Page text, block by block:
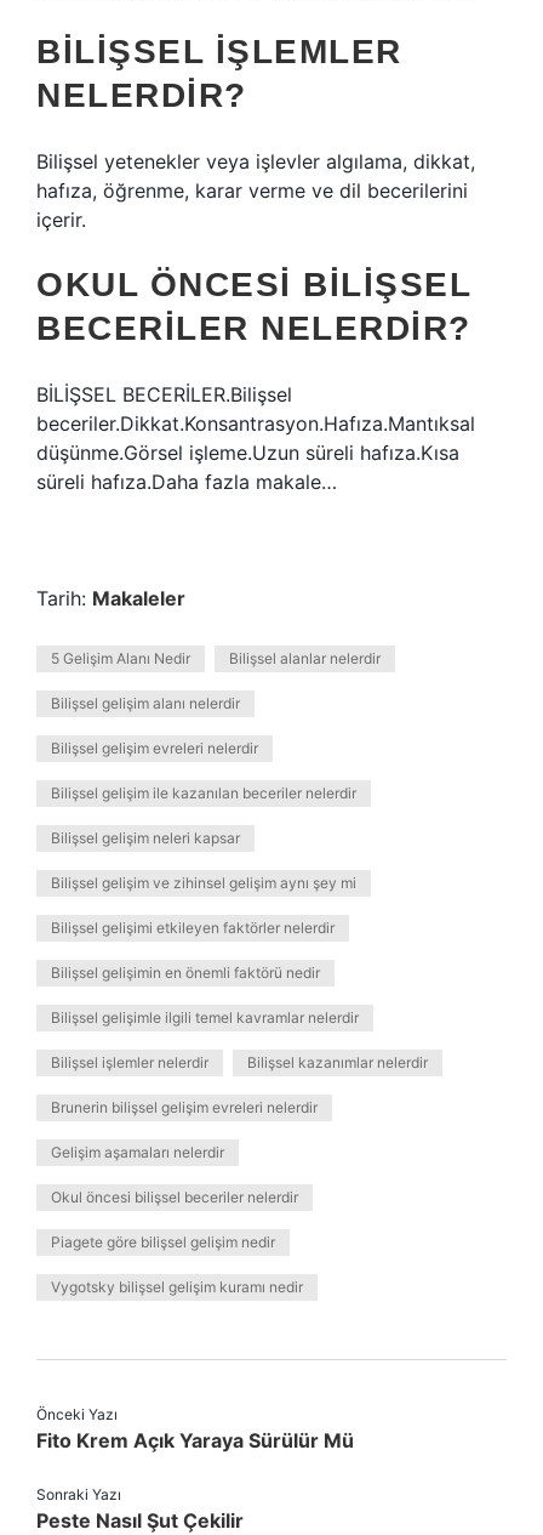
BILIŞSEL IŞLEMLER
NELERDIR?
Bilişsel yetenekler veya işlevler algılama, dikkat,
hafıza, öğrenme, karar verme ve dil becerilerini
içerir.
OKUL ÖNCESI BILIŞSEL
BECERILER NELERDIR?
BİLİŞSEL BECERİLER.Bilişsel
beceriler.Dikkat.Konsantrasyon.Hafıza.Mantıksal
düşünme.Görsel işleme.Uzun süreli hafıza.Kısa
süreli hafıza.Daha fazla makale…
Tarih: Makaleler
5 Gelişim Alanı Nedir Bilişsel alanlar nelerdir
Bilişsel gelişim alanı nelerdir
Bilişsel gelişim evreleri nelerdir
Bilişsel gelişim ile kazanılan beceriler nelerdir
Bilişsel gelişim neleri kapsar
Bilişsel gelişim ve zihinsel gelişim aynı şey mi
Bilişsel gelişimi etkileyen faktörler nelerdir
Bilişsel gelişimin en önemli faktörü nedir
Bilişsel gelişimle ilgili temel kavramlar nelerdir
Bilişsel işlemler nelerdir Bilişsel kazanımlar nelerdir
Brunerin bilişsel gelişim evreleri nelerdir
Gelişim aşamaları nelerdir
Okul öncesi bilişsel beceriler nelerdir
Piagete göre bilişsel gelişim nedir
Vygotsky bilişsel gelişim kuramı nedir
Önceki Yazı
Fito Krem Açık Yaraya Sürülür Mü
Sonraki Yazı
Peste Nasıl Şut Çekilir